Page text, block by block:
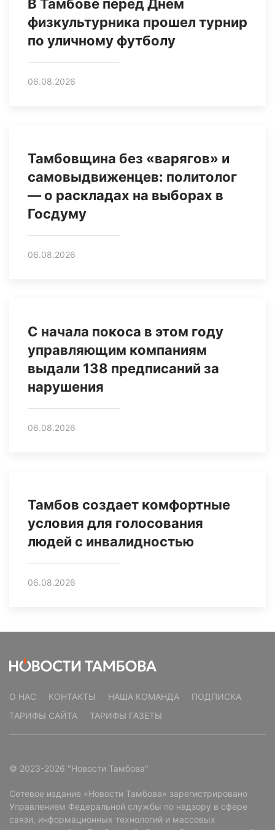
В Тамбове перед Днем
физкультурника прошел турнир
по уличному футболу
06.08.2026
Тамбовщина без «варягов» и
самовыдвиженцев: политолог
— о раскладах на выборах в
Госдуму
06.08.2026
С начала покоса в этом году
управляющим компаниям
выдали 138 предписаний за
нарушения
06.08.2026
Тамбов создает комфортные
условия для голосования
людей с инвалидностью
06.08.2026
О НАС КОНТАКТЫ НАША КОМАНДА
ПОДПИСКА
ТАРИФЫ САЙТА
ТАРИФЫ ГАЗЕТЫ
© 2023-2026 "Новости Тамбова"
Сетевое издание «Новости Тамбова» зарегистрировано
Управлением Федеральной службы по надзору в сфере
связи, информационных технологий и массовых